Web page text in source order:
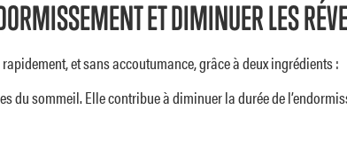
ET DIMINUER LES
et sans accoutumance, grâce à deux ingrédients :
sommeil. Elle contribue à diminuer la durée de